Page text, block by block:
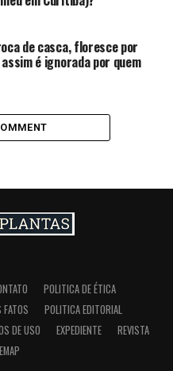
de casca, floresce por
é ignorada por quem
POLITICA DE ÉTICA
FATOS
POLITICA EDITORIAL
DE USO EXPEDIENTE
REVISTA